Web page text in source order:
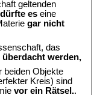
geltenden
dürfte eseine
gar nicht
das
überdacht werden,
beiden Objekte
Kreis) sind
vor ein Rätsel..